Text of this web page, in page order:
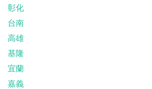
彰化
台南
高雄
基隆
宜蘭
嘉義